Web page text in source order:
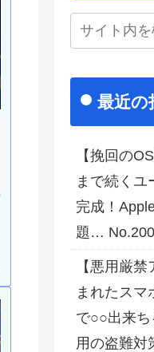
最近の
【挽回の
まで続く
完成！
題… No.200
【悪用厳
まれたスマ
で○○出来
用の盗難対